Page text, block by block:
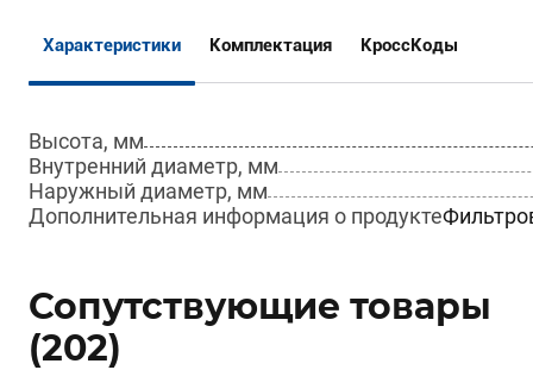
Характеристики Комплектация КроссКоды
Высота, мм
Внутренний диаметр, мм
Наружный диаметр, мм
Дополнительная информация о продукте
Сопутствующие товары
(202)